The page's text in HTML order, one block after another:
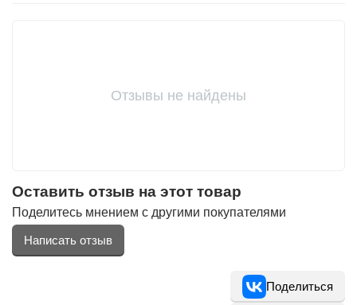
Фитолампы
Отзывы не найдены
Оставить отзыв на этот товар
Поделитесь мнением с другими покупателями
Написать отзыв
Поделиться